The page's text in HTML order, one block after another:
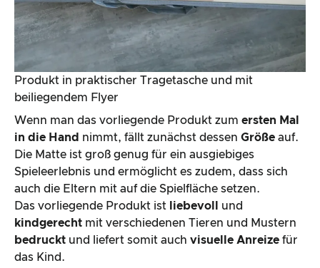
Produkt in praktischer Tragetasche und mit
beiliegendem Flyer
Wenn man das vorliegende Produkt zum ersten Mal
in die Hand nimmt, fällt zunächst dessen Größe auf.
Die Matte ist groß genug für ein ausgiebiges
Spieleerlebnis und ermöglicht es zudem, dass sich
auch die Eltern mit auf die Spielfläche setzen.
Das vorliegende Produkt ist
liebevoll
und
kindgerecht mit verschiedenen Tieren und Mustern
bedruckt und liefert somit auch visuelle Anreize für
das Kind.